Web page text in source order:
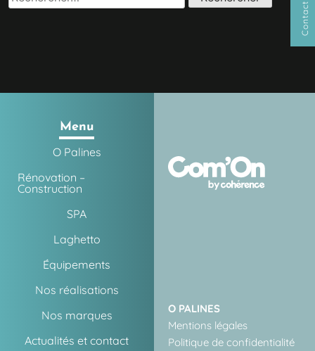
Menu
O Palines
Rénovation –
Construction
SPA
Laghetto
Équipements
Nos réalisations
Nos marques
Actualités et contact
O PALINES
Mentions légales
Politique de confidentialité
Contact